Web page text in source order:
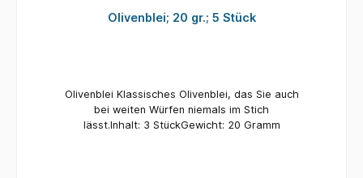
Olivenblei; 20 gr.; 5 Stück
Olivenblei Klassisches Olivenblei, das Sie auch
bei weiten Würfen niemals im Stich
lässt.Inhalt: 3 StückGewicht: 20 Gramm